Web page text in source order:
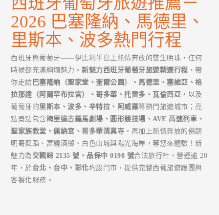
2026 巴塞隆納、馬德里、
里斯本、波多熱門行程
西班牙與葡萄牙——伊比利半島上熱情奔放的雙生明珠，任何
時候都充滿絢爛魅力。新魅力西班牙葡萄牙旅遊精選行程 ，帶
你走訪 巴塞隆納（聖家堂、奎爾公園）、馬德里、塞維亞、格
拉那達（阿爾罕布拉宮）、哥多華、托雷多、瓦倫西亞 ，以及
葡萄牙的里斯本、波多、辛特拉、阿威羅等熱門旅遊城市；亮
點景點包含梅里達古羅馬劇場、圓形競技場、AVE 高速列車、
聖家族教堂、佩納宮、哥多華清真寺 。再加上熱情奔放的佛朗
明哥舞蹈、富饒酒鄉、白色山城與陽光海岸，等您來體驗！新
魅力為 交觀綜 2135 號、品保中 0198 號合法旅行社，營運逾 20
年，於台北、台中、彰化均設門市，提供完整西葡旅遊跟團與
客製化服務。